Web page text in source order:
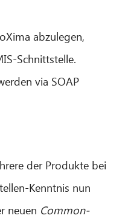
abzulegen,
Schnittstelle.
via SOAP
der Produkte bei
Kenntnis nun
neuen Common-